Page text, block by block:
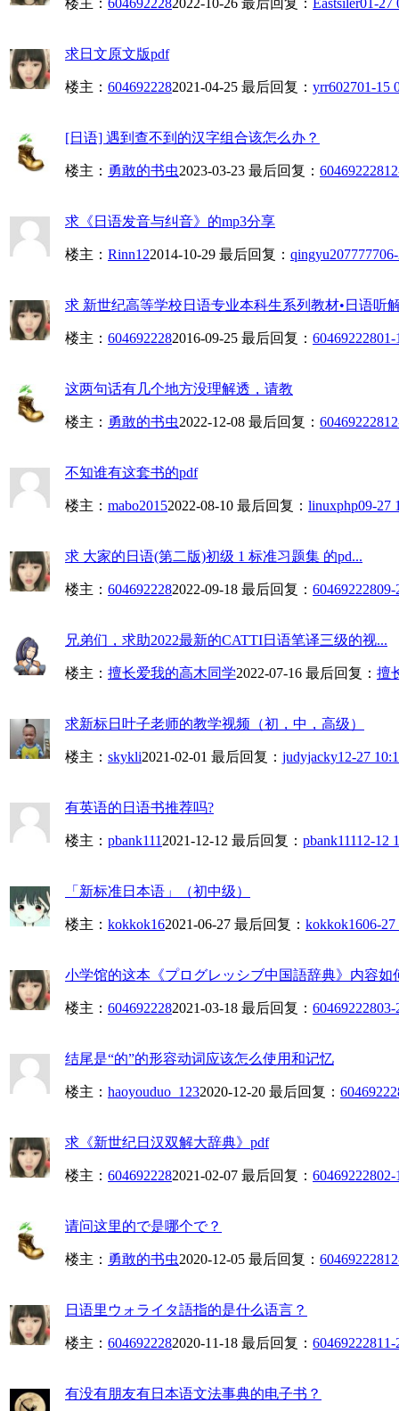
楼主： 6046922282022-10-26 最后回复： Eastsiler01-27
求日文原文版pdf
楼主： 6046922282021-04-25 最后回复： yrr602701-15
[日语] 遇到查不到的汉字组合该怎么办？
楼主： 勇敢的书虫2023-03-23 最后回复： 604692228
求《日语发音与纠音》的mp3分享
楼主： Rinn122014-10-29 最后回复： qingyu2077777
求 新世纪高等学校日语专业本科生系列教材•日语听
楼主： 6046922282016-09-25 最后回复： 60469222801-
这两句话有几个地方没理解透，请教
楼主： 勇敢的书虫2022-12-08 最后回复： 604692228
不知谁有这套书的pdf
楼主： mabo20152022-08-10 最后回复： linuxphp09-27
求 大家的日语(第二版)初级 1 标准习题集 的pd...
楼主： 6046922282022-09-18 最后回复： 60469222809-
兄弟们，求助2022最新的CATTI日语笔译三级的视...
楼主： 擅长爱我的高木同学2022-07-16 最后回复： 擅
求新标日叶子老师的教学视频（初，中，高级）
楼主： skykli2021-02-01 最后回复： judyjacky12-27
有英语的日语书推荐吗?
楼主： pbank1112021-12-12 最后回复： pbank11112-12
「新标准日本语」（初中级）
楼主： kokkok162021-06-27 最后回复： kokkok1606-27
小学馆的这本《プログレッシブ中国語辞典》内容如
楼主： 6046922282021-03-18 最后回复： 60469222803-
结尾是“的”的形容动词应该怎么使用和记忆
楼主： haoyouduo_1232020-12-20 最后回复：
求《新世纪日汉双解大辞典》pdf
楼主： 6046922282021-02-07 最后回复： 60469222802-
请问这里的で是哪个で？
楼主： 勇敢的书虫2020-12-05 最后回复： 604692228
日语里ウォライタ語指的是什么语言？
楼主： 6046922282020-11-18 最后回复： 60469222811-
有没有朋友有日本语文法事典的电子书？